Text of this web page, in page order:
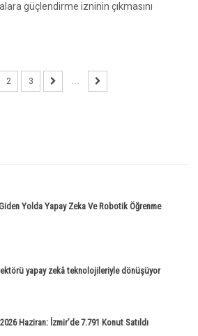
güçlendirme izninin çıkmasını
2 3 ...
Yolda Yapay Zeka Ve Robotik Öğrenme
yapay zekâ teknolojileriyle dönüşüyor
Haziran: İzmir’de 7.791 Konut Satıldı